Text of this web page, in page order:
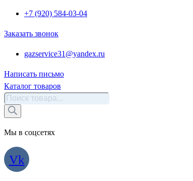
+7 (920) 584-03-04
Заказать звонок
gazservice31@yandex.ru
Написать письмо
Каталог товаров
Поиск
товаров
Мы в соцсетях
Vk